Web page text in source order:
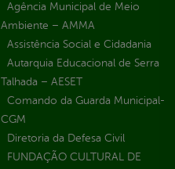
Agência Municipal de Meio
Ambiente – AMMA
Assistência Social e Cidadania
Autarquia Educacional de Serra
Talhada – AESET
Comando da Guarda Municipal-
CGM
Diretoria da Defesa Civil
FUNDAÇÃO CULTURAL DE